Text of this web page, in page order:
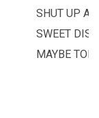
SHUT UP
SWEET
MAYBE